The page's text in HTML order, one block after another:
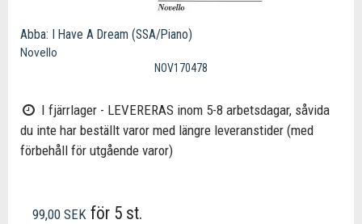
Abba: I Have A Dream (SSA/Piano)
Novello
NOV170478
I fjärrlager - LEVERERAS inom 5-8 arbetsdagar, såvida
du inte har beställt varor med längre leveranstider (med
förbehåll för utgående varor)
99,00 SEK för 5 st.